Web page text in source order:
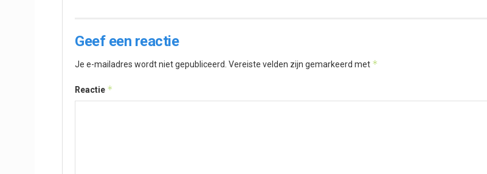
Geef een reactie
Je e-mailadres wordt niet gepubliceerd. Vereiste velden zijn gemarkeerd met *
Reactie *